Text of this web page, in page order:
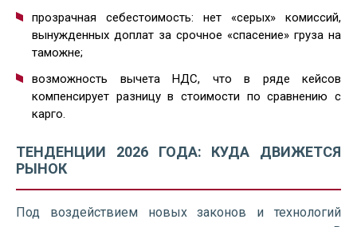
прозрачная себестоимость: нет «серых» комиссий,
вынужденных доплат за срочное «спасение» груза на
таможне;
возможность вычета НДС, что в ряде кейсов
компенсирует разницу в стоимости по сравнению с
карго.
ТЕНДЕНЦИИ 2026 ГОДА: КУДА ДВИЖЕТСЯ
РЫНОК
Под воздействием новых законов и технологий